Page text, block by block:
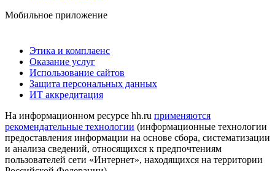
Мобильное приложение
Этика и комплаенс
Оказание услуг
Использование сайтов
Защита персональных данных
ИТ аккредитация
На информационном ресурсе hh.ru применяются
рекомендательные технологии (информационные технологии
предоставления информации на основе сбора, систематизации
и анализа сведений, относящихся к предпочтениям
пользователей сети «Интернет», находящихся на территории